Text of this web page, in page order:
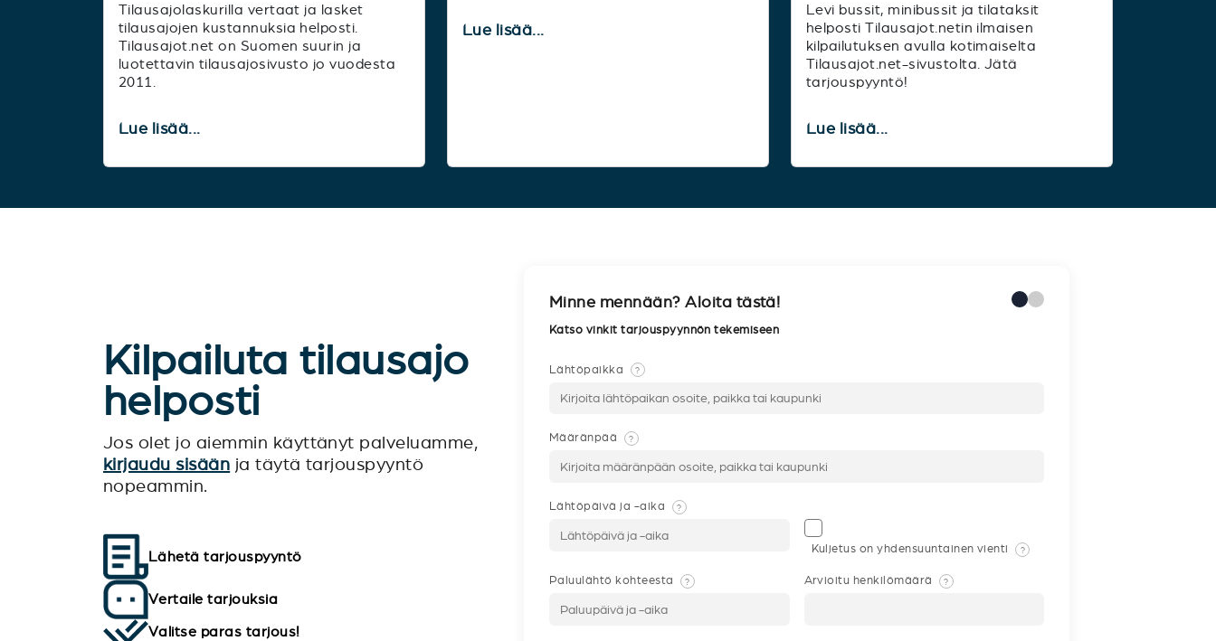
Tilausajolaskurilla vertaat ja lasket
tilausajojen kustannuksia helposti.
Tilausajot.net on Suomen suurin ja
luotettavin tilausajosivusto jo vuodesta
2011.
Lue lisää...
Lue lisää...
Levi bussit, minibussit ja tilataksit
helposti Tilausajot.netin ilmaisen
kilpailutuksen avulla kotimaiselta
Tilausajot.net-sivustolta. Jätä
tarjouspyyntö!
Lue lisää...
Kilpailuta tilausajo
helposti
Jos olet jo aiemmin käyttänyt palveluamme,
kirjaudu sisään ja täytä tarjouspyyntö
nopeammin.
Lähetä tarjouspyyntö
Vertaile tarjouksia
Valitse paras tarjous!
Minne mennään? Aloita tästä!
Katso vinkit tarjouspyynnön tekemiseen
Lähtöpaikka ?
Määränpää ?
Lähtöpäivä ja -aika ?
Kuljetus on yhdensuuntainen vienti ?
Paluulähtö kohteesta ? Arvioitu henkilömäärä ?